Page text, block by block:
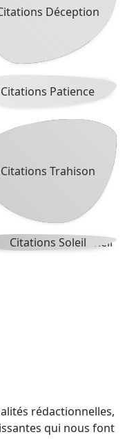
Déception
Citations Patience
Citations Trahison
Citations Soleil
rédactionnelles,
qui nous font